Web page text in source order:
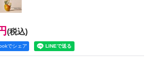
(税込)
でシェア